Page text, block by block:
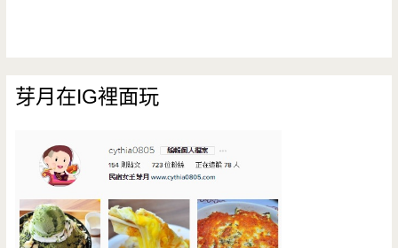
芽月在IG裡面玩